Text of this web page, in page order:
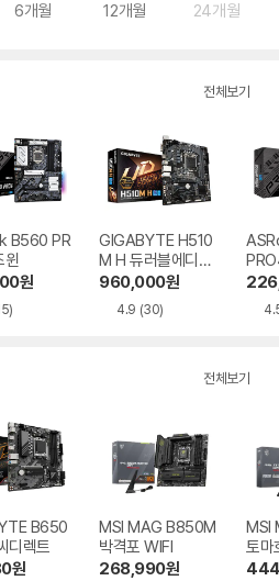
6개월 12개월 24개월
전체보기
B560 PR
윈
원
GIGABYTE H510
M H 듀러블에디션
제이씨현
960,000원
4.9 (30)
전체보기
B650
디렉트
원
MSI MAG B850M
박격포 WIFI
268,990원
MSI
토마